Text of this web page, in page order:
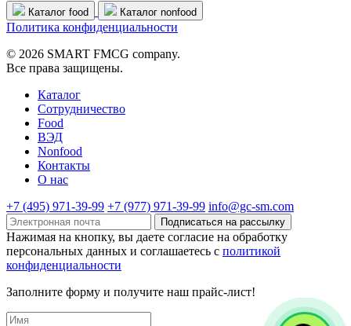
Каталог food Каталог nonfood
Политика конфиденциальности
© 2026 SMART FMCG company.
Все права защищены.
Каталог
Cотрудничество
Food
ВЭД
Nonfood
Контакты
О нас
+7 (495) 971-39-99 +7 (977) 971-39-99 info@gc-sm.com
Подписаться на рассылку
Нажимая на кнопку, вы даете согласие на обработку
персональных данных и соглашаетесь c политикой
конфиденциальности
Заполните форму и получите наш прайс-лист!